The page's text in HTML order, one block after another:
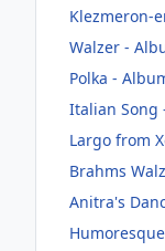
Klezmeron-
Walzer -
Polka -
Italian Song
Largo from
Brahms
Anitra's